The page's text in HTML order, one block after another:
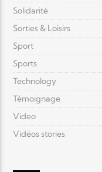
Solidarité
Sorties & Loisirs
Sport
Sports
Technology
Témoignage
Video
Vidéos stories